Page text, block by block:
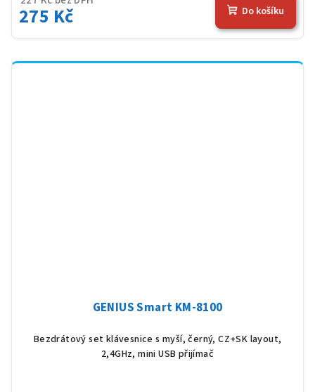
275 Kč Do košíku
GENIUS Smart KM-8100
Bezdrátový set klávesnice s myší, černý, CZ+SK layout,
2,4GHz, mini USB přijímač